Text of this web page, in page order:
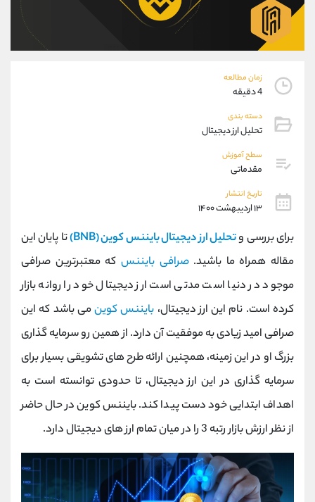
زمان مطالعه
4 دقیقه
دسته بندی
تحلیل ارز دیجیتال
سطح آموزش
مقدماتی
تاریخ انتشار
۱۳ اردیبهشت ۱۴۰۰
برای بررسی وتحلیل ارز دیجیتال بایننس کوین (BNB)
تا پایان این
مقاله همراه ما باشید.صرافی بایننس که معتبرترین صرافی
موجود در دنیا است مدتی است ارز دیجیتال خود را روانه بازار
کرده است. نام این ارز دیجیتال، بایننس کوینمی باشد که این
صرافی امید زیادی به موفقیت آن دارد. از همین رو سرمایه گذاری
بزرگ او در این زمینه، همچنین ارائه طرح های تشویقی بسیار برای
سرمایه گذاری در این ارز دیجیتال، تا حدودی توانسته است به
اهداف ابتدایی خود دست پیدا کند. بایننس کوین در حال حاضر
از نظر ارزش بازار رتبه 3 را در میان تمام ارز های دیجیتال دارد.
واتساپ
تلگرام
پشتیبان فروش
موبایل
واتساپ
داخلی
اطلاعات تماس (دفتر فروش)
تلفن 021-22021030
بدون پیش شماره 90001030
اینستاگرام @alireza.mehrabii
کانال تلگرام @alirezamehrabi_com